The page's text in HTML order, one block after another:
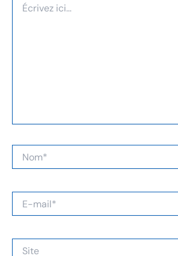
ici…
mail*